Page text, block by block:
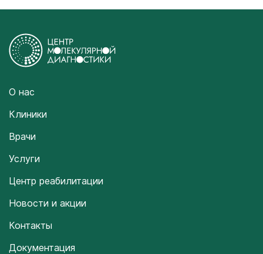
О нас
Клиники
Врачи
Услуги
Центр реабилитации
Новости и акции
Контакты
Документация